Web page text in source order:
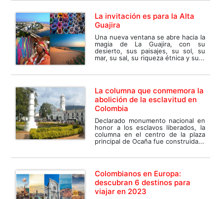
La invitación es para la Alta
Guajira
Una nueva ventana se abre hacia la
magia de La Guajira, con su
desierto, sus paisajes, su sol, su
mar, su sal, su riqueza étnica y su...
La columna que conmemora la
abolición de la esclavitud en
Colombia
Declarado monumento nacional en
honor a los esclavos liberados, la
columna en el centro de la plaza
principal de Ocaña fue construida...
Colombianos en Europa:
descubran 6 destinos para
viajar en 2023